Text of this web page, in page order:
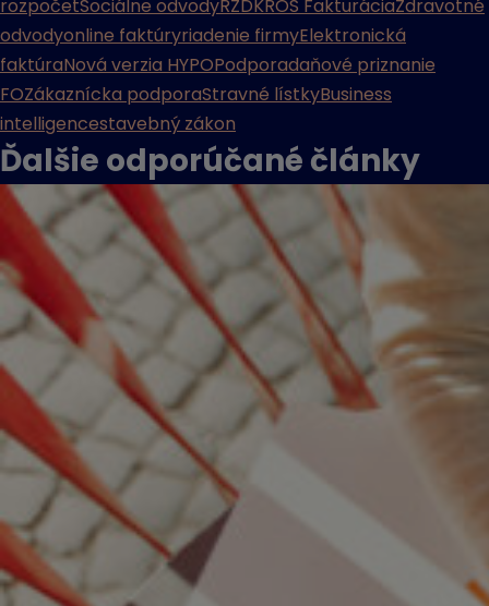
rozpočetSociálne odvodyRZDKROS FakturáciaZdravotné
odvodyonline faktúryriadenie firmyElektronická
faktúraNová verzia HYPOPodporadaňové priznanie
FOZákaznícka podporaStravné lístkyBusiness
intelligencestavebný zákon
Ďalšie odporúčané články